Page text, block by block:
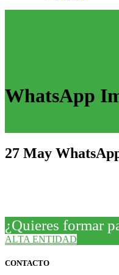
WhatsApp
27 May
¿Quieres formar
ALTA ENTIDAD
CONTACTO